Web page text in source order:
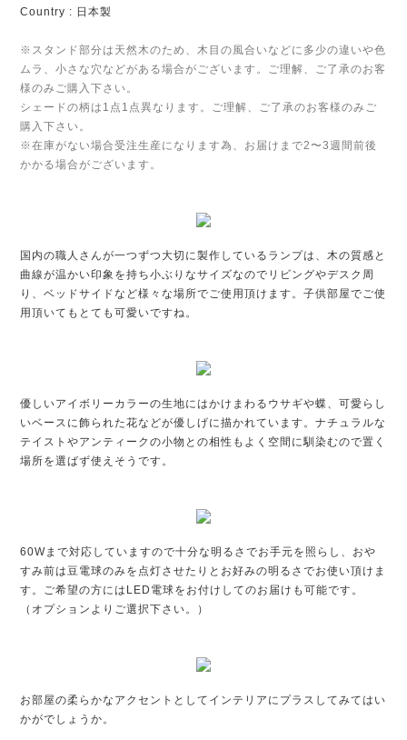
Country : 日本製
※スタンド部分は天然木のため、木目の風合いなどに多少の違いや色
ムラ、小さな穴などがある場合がございます。ご理解、ご了承のお客
様のみご購入下さい。
シェードの柄は1点1点異なります。ご理解、ご了承のお客様のみご
購入下さい。
※在庫がない場合受注生産になります為、お届けまで2〜3週間前後
かかる場合がございます。
国内の職人さんが一つずつ大切に製作しているランプは、木の質感と
曲線が温かい印象を持ち小ぶりなサイズなのでリビングやデスク周
り、ベッドサイドなど様々な場所でご使用頂けます。子供部屋でご使
用頂いてもとても可愛いですね。
優しいアイボリーカラーの生地にはかけまわるウサギや蝶、可愛らし
いベースに飾られた花などが優しげに描かれています。ナチュラルな
テイストやアンティークの小物との相性もよく空間に馴染むので置く
場所を選ばず使えそうです。
60Wまで対応していますので十分な明るさでお手元を照らし、おや
すみ前は豆電球のみを点灯させたりとお好みの明るさでお使い頂けま
す。ご希望の方にはLED電球をお付けしてのお届けも可能です。
（オプションよりご選択下さい。）
お部屋の柔らかなアクセントとしてインテリアにプラスしてみてはい
かがでしょうか。